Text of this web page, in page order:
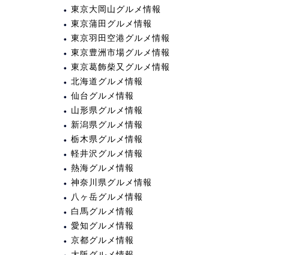
東京大岡山グルメ情報
東京蒲田グルメ情報
東京羽田空港グルメ情報
東京豊洲市場グルメ情報
東京葛飾柴又グルメ情報
北海道グルメ情報
仙台グルメ情報
山形県グルメ情報
新潟県グルメ情報
栃木県グルメ情報
軽井沢グルメ情報
熱海グルメ情報
神奈川県グルメ情報
八ヶ岳グルメ情報
白馬グルメ情報
愛知グルメ情報
京都グルメ情報